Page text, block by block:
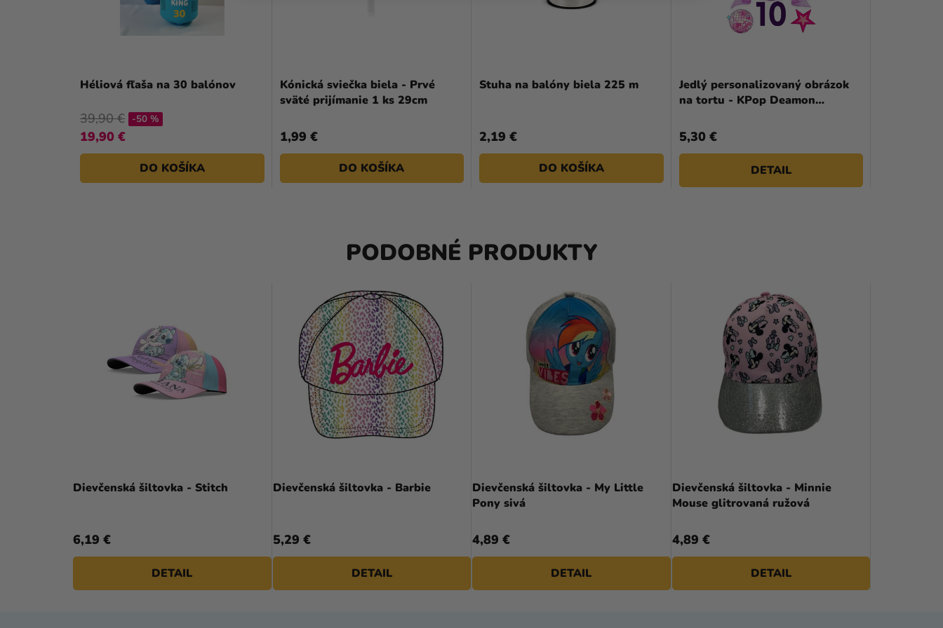
Héliová fľaša na 30 balónov
39,90 €
19,90 €
-50 %
DO KOŠÍKA
Kónická sviečka biela - Prvé
sväté prijímanie 1 ks 29cm
1,99 €
DO KOŠÍKA
Stuha na balóny biela 225 m
2,19 €
DO KOŠÍKA
Jedlý personalizovaný obrázok
na tortu - KPop Deamon
5,30 €
DETAIL
PODOBNÉ PRODUKTY
Dievčenská šiltovka - Stitch
6,19 €
DETAIL
Dievčenská šiltovka - Barbie
5,29 €
DETAIL
Dievčenská šiltovka - My Little
Pony sivá
4,89 €
DETAIL
Dievčenská šiltovka - Minnie
Mouse glitrovaná ružová
4,89 €
DETAIL